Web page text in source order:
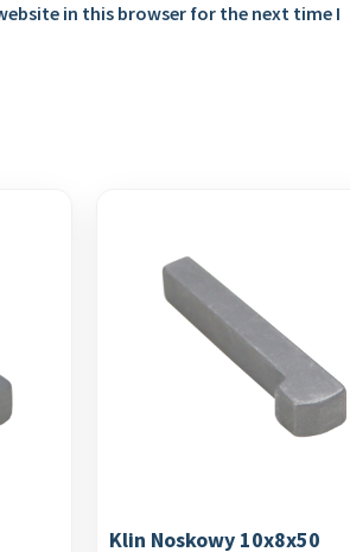
in this browser for the next time I
Klin Noskowy 10x8x50